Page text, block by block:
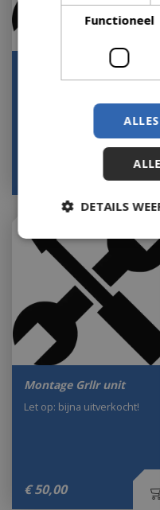
Let op: bijna uitverkocht!
Montage Grllr unit
€ 50,00
Let op: bijna uitverkocht!
Functioneel
DETAILS